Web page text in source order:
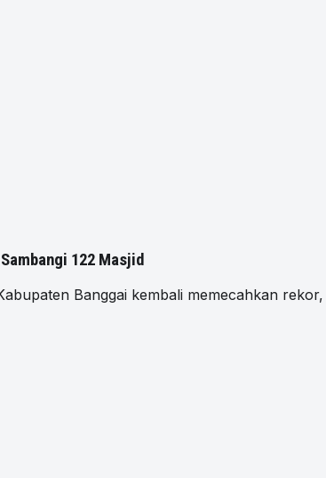
122 Masjid
Banggai kembali memecahkan